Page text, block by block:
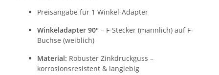
Preisangabe für 1 Winkel-Adapter
Winkeladapter 90° – F-Stecker (männlich) auf F-
Buchse (weiblich)
Material: Robuster Zinkdruckguss –
korrosionsresistent & langlebig